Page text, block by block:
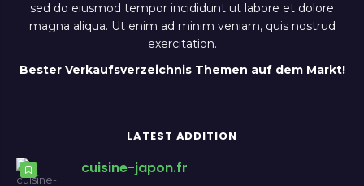
sed do eiusmod tempor incididunt ut labore et dolore
magna aliqua. Ut enim ad minim veniam, quis nostrud
exercitation.
Bester Verkaufsverzeichnis Themen auf dem Markt!
LATEST ADDITION
cuisine-japon.fr